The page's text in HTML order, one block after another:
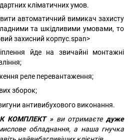
кліматичних умов.
автоматичний вимикач захисту
та шкідливими умовами, то
захисний корпус.span>
йде на звичайні монтажні
реле перевантаження;
зборок;
антивибухового виконання.
КОМПЛЕКТ »ви отримаєтедуже
обладнання, а наша гнучка